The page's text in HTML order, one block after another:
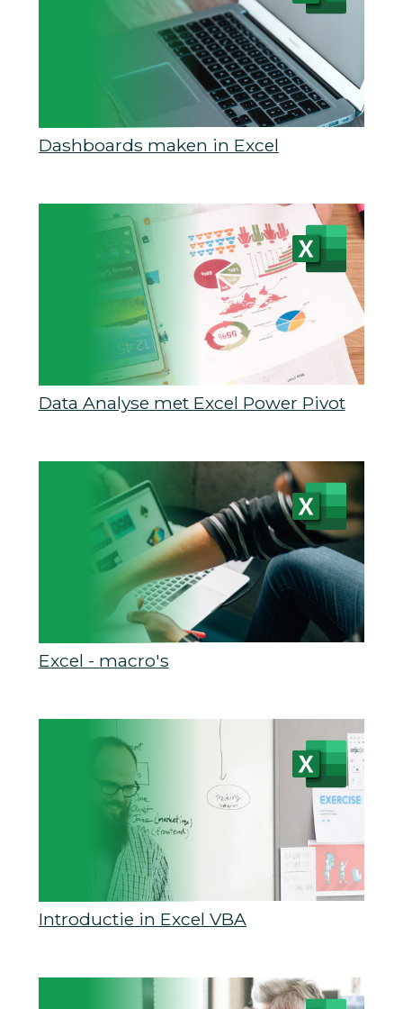
Dashboards maken in Excel
Data Analyse met Excel Power Pivot
Excel - macro's
Introductie in Excel VBA